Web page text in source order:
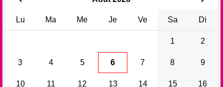
Lu Ma Me Je Ve Sa Di
1 2
3 4 5 6 7 8 9
10 11 12 13 14 15 16